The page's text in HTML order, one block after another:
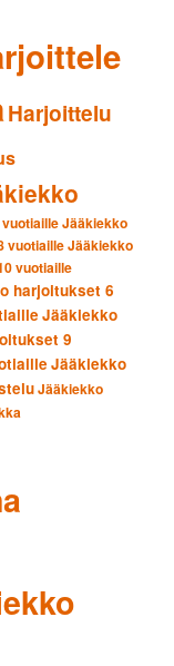
Harjoittelu
Jääkiekko
vuotiailleJääkiekko
vuotiaille
harjoitukset 6
Jääkiekko
9
Jääkiekko
Jääkiekko